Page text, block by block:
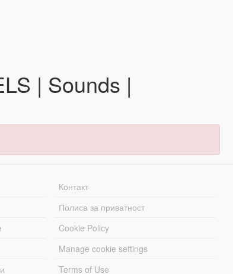
| Sounds |
Контакт
Полиса за приватност
Cookie Policy
Manage cookie settings
Terms of Use